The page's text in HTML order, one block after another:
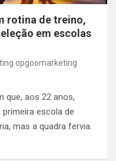
rotina de treino,
em escolas
opgoomarketing
que, aos 22 anos,
escola de
mas a quadra fervia.